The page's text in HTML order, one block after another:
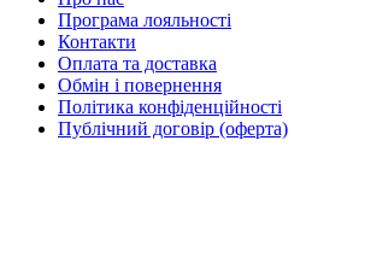
Програма лояльності
Контакти
Оплата та доставка
Обмін і повернення
Політика конфіденційності
Публічний договір (оферта)